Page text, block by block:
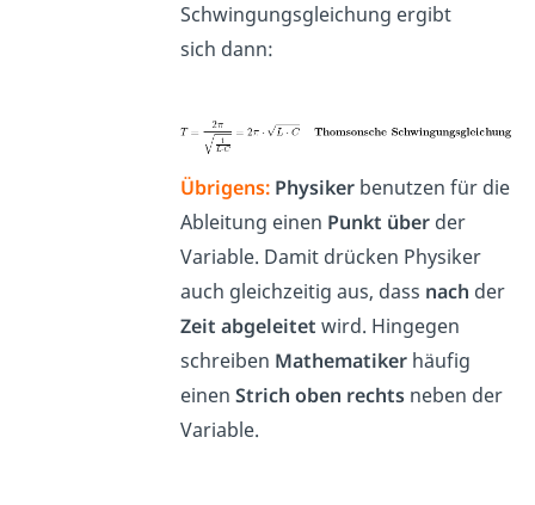
Schwingungsgleichung ergibt
sich dann:
Übrigens: Physikerbenutzen für die
Ableitung einen Punkt überder
Variable. Damit drücken Physiker
auch gleichzeitig aus, dass nach der
Zeit abgeleitet wird. Hingegen
schreiben Mathematikerhäufig
einen Strich oben rechtsneben der
Variable.